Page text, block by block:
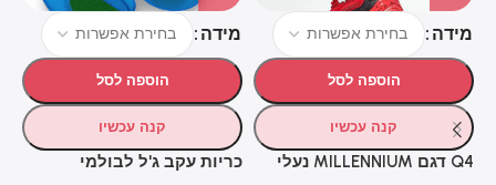
מידה
הוספה לסל
קנה עכשיו
Q4 דגם MILLENNIUM נעלי
מידה
הוספה לסל
קנה עכשיו
כריות עקב ג'ל לבולמי